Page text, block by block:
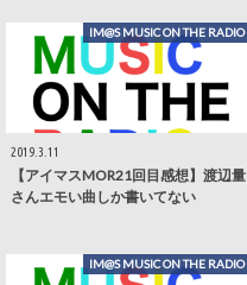
IM@S MUSIC ON THE RADIO
2019.3.11
【アイマスMOR21回目感想】渡辺量
さんエモい曲しか書いてない
IM@S MUSIC ON THE RADIO